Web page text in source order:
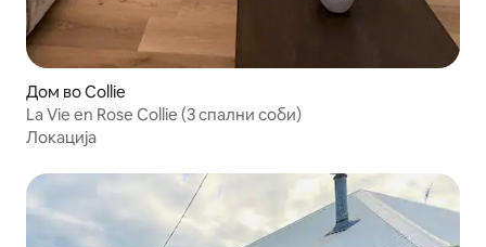
Дом во Collie
La Vie en Rose Collie (3 спални соби)
Локација